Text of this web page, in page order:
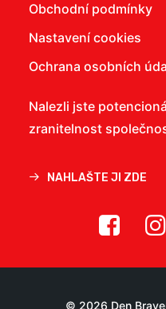
Obchodní podmínky
Nastavení cookies
Ochrana osobních
Nalezli jste
zranitelnost
NAHLAŠTE JI ZDE
© 2026 Den